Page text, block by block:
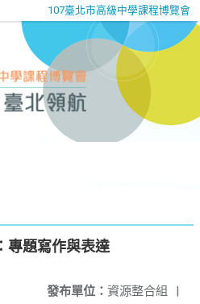
107臺北市高級中學課程博覽會
專題寫作與表達
發布單位： 資源整合組 |